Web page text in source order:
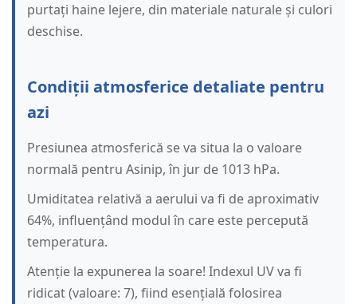
purtați haine lejere, din materiale naturale și culori
deschise.
Condiții atmosferice detaliate pentru
azi
Presiunea atmosferică se va situa la o valoare
normală pentru Asinip, în jur de 1013 hPa.
Umiditatea relativă a aerului va fi de aproximativ
64%, influențând modul în care este percepută
temperatura.
Atenție la expunerea la soare! Indexul UV va fi
ridicat (valoare: 7), fiind esențială folosirea